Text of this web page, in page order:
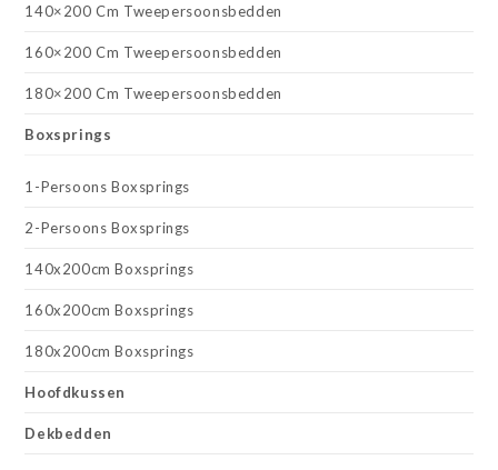
140×200 Cm Tweepersoonsbedden
160×200 Cm Tweepersoonsbedden
180×200 Cm Tweepersoonsbedden
Boxsprings
1-Persoons Boxsprings
2-Persoons Boxsprings
140x200cm Boxsprings
160x200cm Boxsprings
180x200cm Boxsprings
Hoofdkussen
Dekbedden